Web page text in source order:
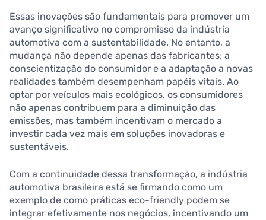
Essas inovações são fundamentais para promover um
avanço significativo no compromisso da indústria
automotiva com a sustentabilidade. No entanto, a
mudança não depende apenas das fabricantes; a
conscientização do consumidor e a adaptação a novas
realidades também desempenham papéis vitais. Ao
optar por veículos mais ecológicos, os consumidores
não apenas contribuem para a diminuição das
emissões, mas também incentivam o mercado a
investir cada vez mais em soluções inovadoras e
sustentáveis.
Com a continuidade dessa transformação, a indústria
automotiva brasileira está se firmando como um
exemplo de como práticas eco-friendly podem se
integrar efetivamente nos negócios, incentivando um